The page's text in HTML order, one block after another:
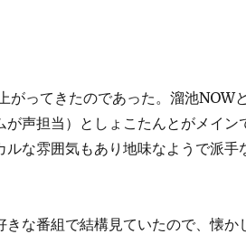
がってきたのであった。溜池NOW
声担当）としょこたんとがメイン
な雰囲気もあり地味なようで派手
な番組で結構見ていたので、懐か